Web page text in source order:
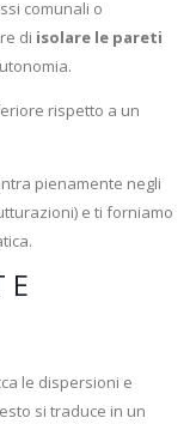
comunali o
di isolare le pareti
rispetto a un
pienamente negli
e ti forniamo
E
le dispersioni e
si traduce in un